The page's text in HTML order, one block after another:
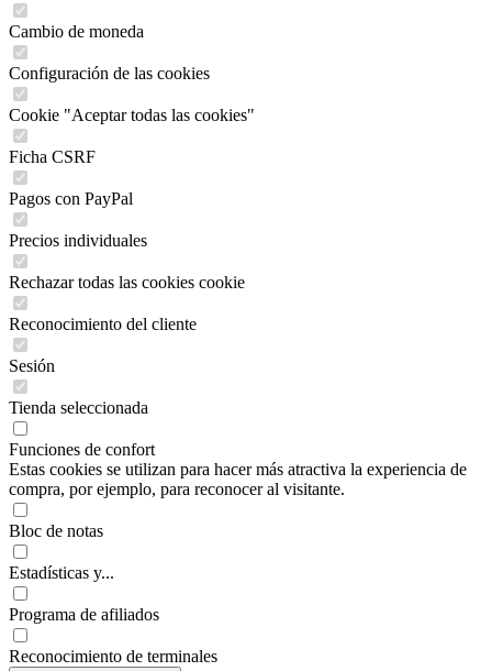
Cambio de moneda
Configuración de las cookies
Cookie "Aceptar todas las cookies"
Ficha CSRF
Pagos con PayPal
Precios individuales
Rechazar todas las cookies cookie
Reconocimiento del cliente
Sesión
Tienda seleccionada
Funciones de confort
Estas cookies se utilizan para hacer más atractiva la experiencia de
compra, por ejemplo, para reconocer al visitante.
Bloc de notas
Estadísticas y...
Programa de afiliados
Reconocimiento de terminales